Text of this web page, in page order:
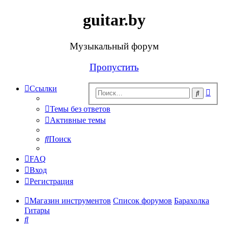
guitar.by
Музыкальный форум
Пропустить
Поиск
Ссылки
Темы без ответов
Активные темы
Поиск
FAQ
Вход
Регистрация
Магазин инструментов Список форумов Барахолка
Гитары
Поиск